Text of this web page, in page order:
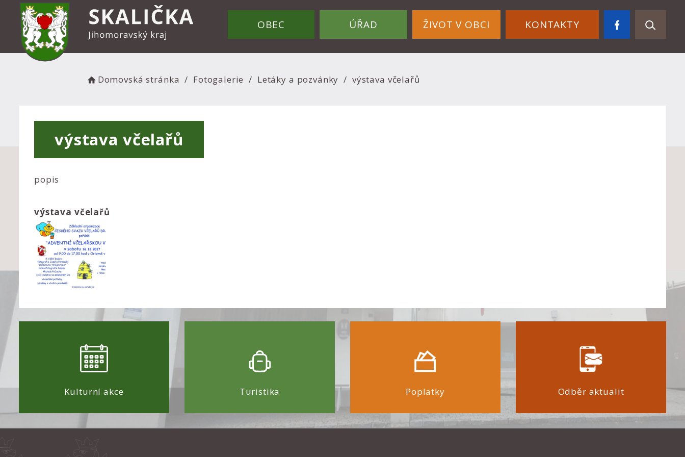
OBEC ÚŘAD ŽIVOT V OBCI KONTAKTY
Domovská stránka Fotogalerie Letáky a pozvánky výstava včelařů
výstava včelařů
popis
výstava včelařů
Kulturní akce Turistika Poplatky Odběr aktualit